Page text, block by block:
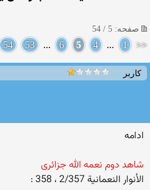
صفحه: 5 / 54
<<
1
...
4
5
6
...
53
54
کاربر
ادامه
شاهد دوم نعمه الله جزائری
الأنوار النعمانية 2/357 ، 358 :